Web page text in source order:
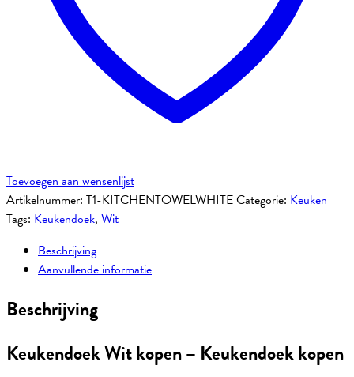
Toevoegen aan wensenlijst
Artikelnummer: T1-KITCHENTOWELWHITECategorie: Keuken
Tags: Keukendoek, Wit
Beschrijving
Aanvullende informatie
Beschrijving
Keukendoek Wit kopen – Keukendoek kopen